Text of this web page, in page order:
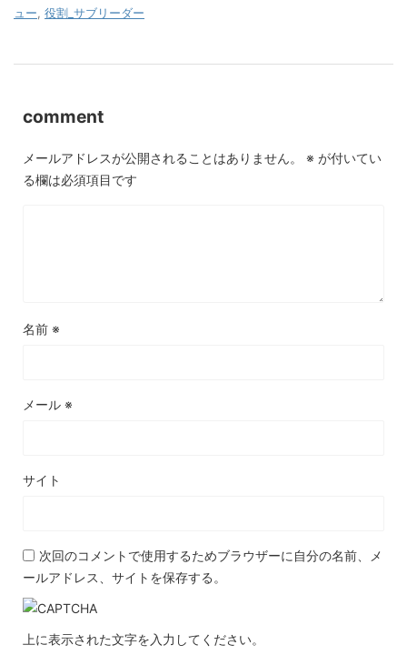
ュー, 役割_サブリーダー
comment
メールアドレスが公開されることはありません。 ※ が付いてい
る欄は必須項目です
名前 ※
メール ※
サイト
次回のコメントで使用するためブラウザーに自分の名前、メ
ールアドレス、サイトを保存する。
上に表示された文字を入力してください。